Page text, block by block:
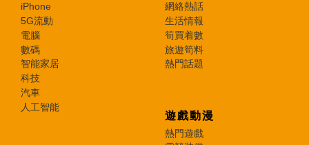
iPhone
5G流動
電腦
數碼
智能家居
科技
汽車
人工智能
網絡熱話
生活情報
筍買着數
旅遊筍料
熱門話題
遊戲動漫
熱門遊戲